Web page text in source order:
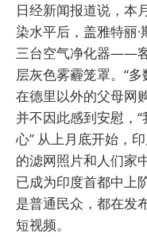
日经新闻报道说，本
染水平后，盖雅特丽
三台空气净化器——
层灰色雾霾笼罩。“
在德里以外的父母网
并不因此感到安慰，
心” 从上月底开始，
的滤网照片和人们家
已成为印度首都中上
是普通民众，都在发
短视频。